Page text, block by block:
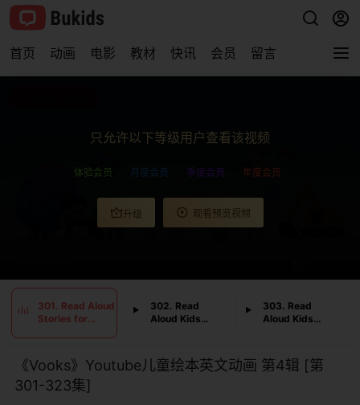
首页 动画 电影 教材 快讯 会员 留言
只允许以下等级用户查看该视频
体验会员 月度会员 季度会员 年度会员
升级 观看预览视频
301. Read Aloud
Stories for
Kindergarteners!
Books Vooks
Narrated
Storybooks
302. Read
Aloud Kids
Story for Kids
Vooks
303. Read
Aloud Kids
Narrated
Storybooks
《Vooks》Youtube儿童绘本英文动画 第4辑 [第
301-323集]